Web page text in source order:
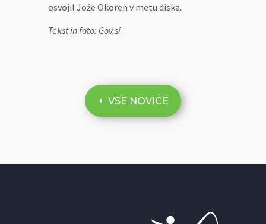
osvojil Jože Okoren v metu diska.
Tekst in foto: Gov.si
VSE NOVICE